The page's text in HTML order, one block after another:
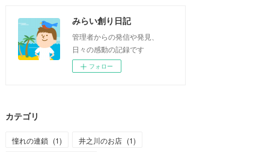
みらい創り日記
管理者からの発信や発見、
日々の感動の記録です
フォロー
カテゴリ
憧れの連鎖 (1) 井之川のお店 (1)